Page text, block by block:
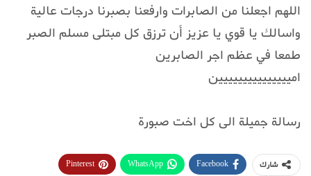
اللهم اجعلنا من الصابرات وارفعنا بصبرنا درجات عالية
واسالك يا قوي يا عزيز أن ترزق كل مبتلى مسلم الصبر
طمعا في عظم اجر الصابرين
امييييييييييييييين
رسالة جميلة الى كل اخت صبورة
شارك Facebook
WhatsApp
Pinterest